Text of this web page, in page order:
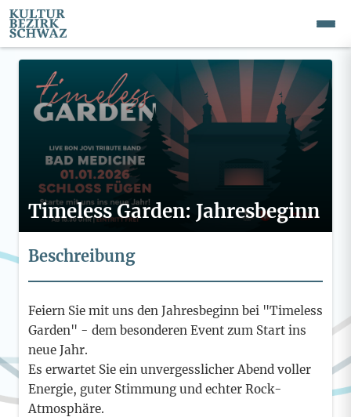
Timeless Garden: Jahresbeginn
Beschreibung
Feiern Sie mit uns den Jahresbeginn bei "Timeless
Garden" - dem besonderen Event zum Start ins
neue Jahr.
Es erwartet Sie ein unvergesslicher Abend voller
Energie, guter Stimmung und echter Rock-
Atmosphäre.